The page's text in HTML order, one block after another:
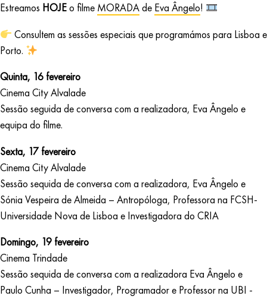
Estreamos HOJEo filme MORADAde Eva Ângelo!
Consultem as sessões especiais que programámos para Lisboa e
Porto.
Quinta, 16 fevereiro
Cinema City Alvalade
Sessão seguida de conversa com a realizadora, Eva Ângelo e
equipa do filme.
Sexta, 17 fevereiro
Cinema City Alvalade
Sessão sequida de conversa com a realizadora, Eva Ângelo e
Sónia Vespeira de Almeida – Antropóloga, Professora na FCSH-
Universidade Nova de Lisboa e Investigadora do CRIA
Domingo, 19 fevereiro
Cinema Trindade
Sessão sequida de conversa com a realizadora Eva Ângelo e
Paulo Cunha – Investigador, Programador e Professor na UBI -